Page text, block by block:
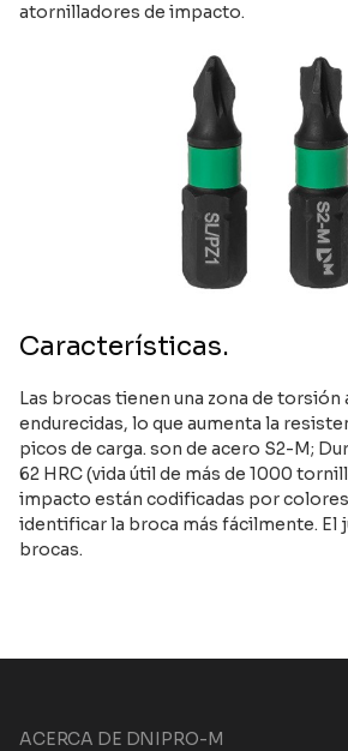
atornilladores de impacto.
Características.
Las brocas tienen una zona de torsión
endurecidas, lo que aumenta la
picos de carga. son de acero S2-M;
62 HRC (vida útil de más de 1000
impacto están codificadas por colores
identificar la broca más fácilmente. El
brocas.
ACERCA DE DNIPRO-M